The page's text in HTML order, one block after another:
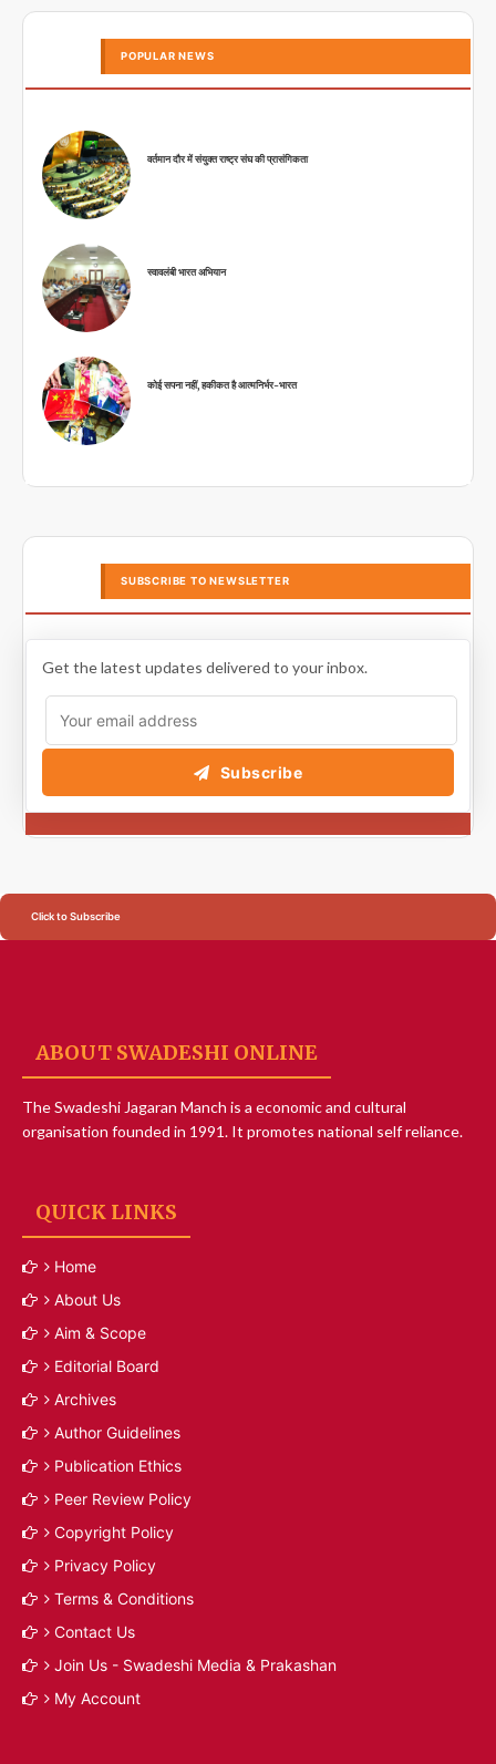
POPULAR NEWS
वर्तमान दौर में संयुक्त राष्ट्र संघ की प्रासंगिकता
स्वावलंबी भारत अभियान
कोई सपना नहीं, हकीकत है आत्मनिर्भर-भारत
SUBSCRIBE TO NEWSLETTER
Get the latest updates delivered to your inbox.
Subscribe
Click to Subscribe
ABOUT SWADESHI ONLINE
The Swadeshi Jagaran Manch is a economic and cultural
organisation founded in 1991. It promotes national self reliance.
QUICK LINKS
Home
About Us
Aim & Scope
Editorial Board
Archives
Author Guidelines
Publication Ethics
Peer Review Policy
Copyright Policy
Privacy Policy
Terms & Conditions
Contact Us
Join Us - Swadeshi Media & Prakashan
My Account